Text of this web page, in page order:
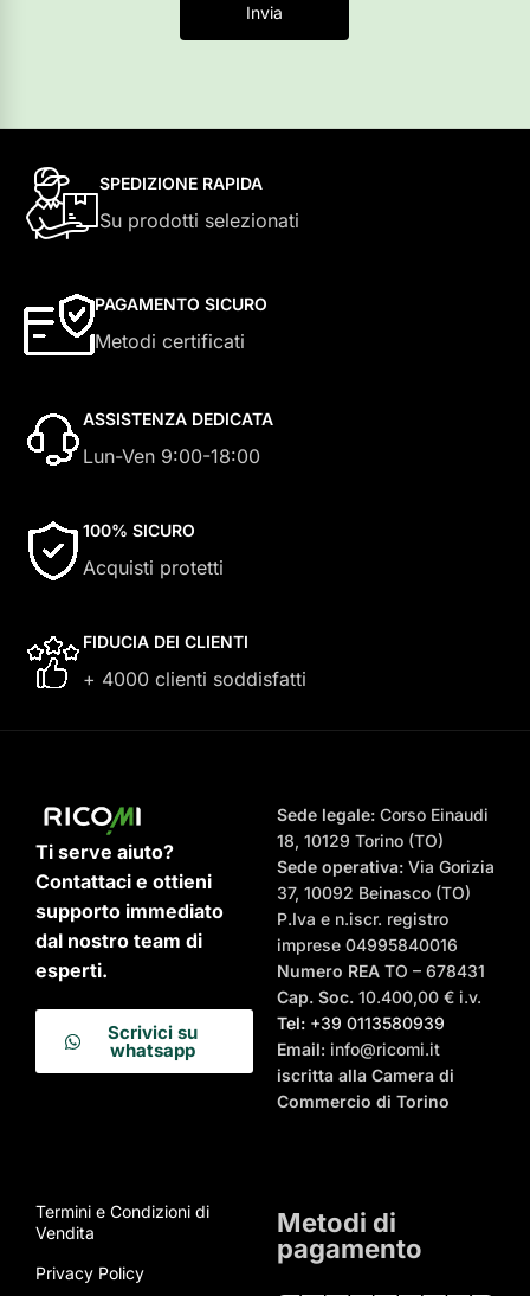
Invia
SPEDIZIONE RAPIDA
Su prodotti selezionati
PAGAMENTO SICURO
Metodi certificati
ASSISTENZA DEDICATA
Lun-Ven 9:00-18:00
100% SICURO
Acquisti protetti
FIDUCIA DEI CLIENTI
+ 4000 clienti soddisfatti
Ti serve aiuto?
Contattaci e ottieni
supporto immediato
dal nostro team di
esperti.
Scrivici su
whatsapp
Sede legale:Corso Einaudi
18, 10129 Torino (TO)
Sede operativa:Via Gorizia
37, 10092 Beinasco (TO)
P.Iva e n.iscr. registro
imprese 04995840016
Numero REA TO – 678431
Cap. Soc.10.400,00 € i.v.
Tel:+39 0113580939
Email: info@ricomi.it
iscritta alla Camera di
Commercio di Torino
Termini e Condizioni di
Vendita
Privacy Policy
Metodi di
pagamento